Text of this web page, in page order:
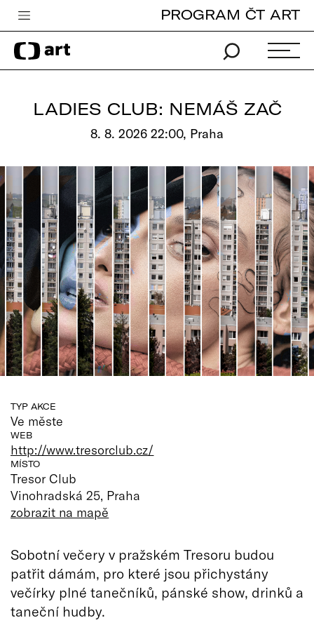
Česká televize
Zpravodajství
Pro děti
edu
Vše o ČT
PROGRAM ČT ART
LADIES CLUB: NEMÁŠ ZAČ
8. 8. 2026 22:00, Praha
TYP AKCE
Ve měste
WEB
http://www.tresorclub.cz/
MÍSTO
Tresor Club
Vinohradská 25, Praha
zobrazit na mapě
Sobotní večery v pražském Tresoru budou
patřit dámám, pro které jsou přichystány
večírky plné tanečníků, pánské show, drinků a
taneční hudby.